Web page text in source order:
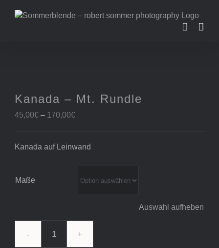
Inhalt
Kanada – Mt. Rundle
45,00€ – 170,00€Preisspanne:
170,00€
Kanada auf Leinwand
Maße
Auswahl aufheben
Kanada